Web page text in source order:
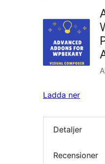
Ladda ner
Detaljer
Recensioner